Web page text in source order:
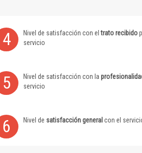
4 Nivel de satisfacción con eltrato recibido
servicio
5 Nivel de satisfacción con la
servicio
6 Nivel de satisfacción general con el